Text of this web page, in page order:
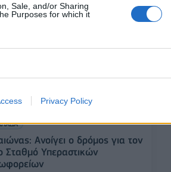
Sale, and/or Sharing
Purposes for which it
Privacy Policy
Ανοίγει ο δρόμος για τον
Σταθμό Υπεραστικών